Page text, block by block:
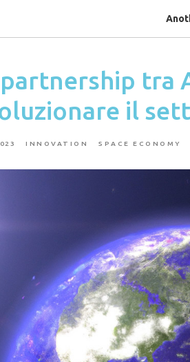
tra
il
INNOVATION SPACE ECONOMY